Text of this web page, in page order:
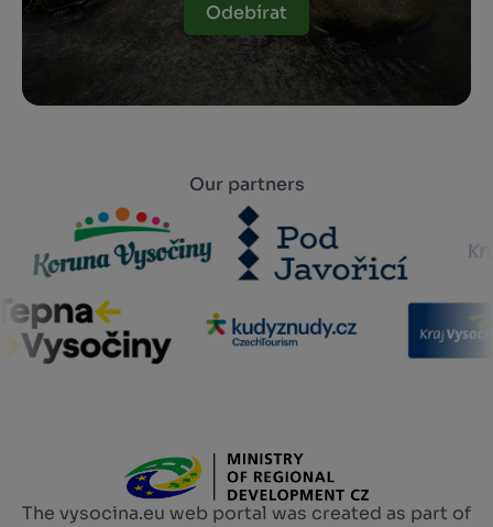
Odebírat
Our partners
The vysocina.eu web portal was created as part of